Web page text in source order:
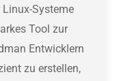
Systeme
Tool zur
Entwicklern
zu erstellen,